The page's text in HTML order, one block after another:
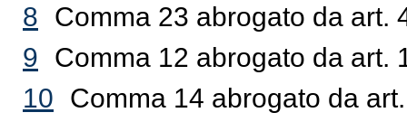
8 Comma 23 abrogato da art.
9 Comma 12 abrogato da art.
10 Comma 14 abrogato da